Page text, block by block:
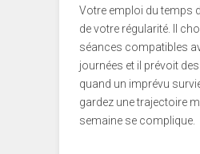
Votre emploi du temps
de votre régularité. Il
séances compatibles
journées et il prévoit
quand un imprévu
gardez une trajectoire
semaine se complique.